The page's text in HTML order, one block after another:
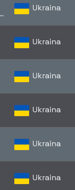
Zorya Luhansk
Ukraina
Ukraina
Ukraina
Ukraina
Ukraina
Ukraina